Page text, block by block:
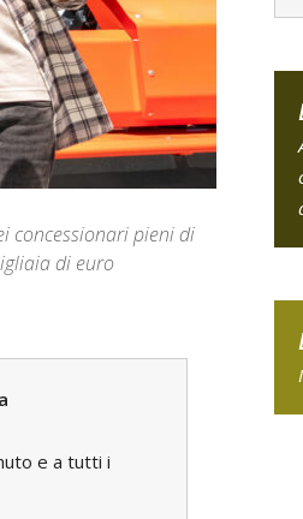
concessionari pieni di
di euro
e a tutti i